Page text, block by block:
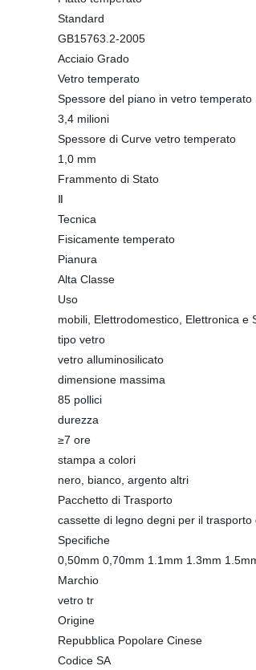
Standard
GB15763.2-2005
Acciaio Grado
Vetro temperato
Spessore del piano in vetro temperato
3,4 milioni
Spessore di Curve vetro temperato
1,0 mm
Frammento di Stato
Ⅱ
Tecnica
Fisicamente temperato
Pianura
Alta Classe
Uso
mobili, Elettrodomestico, Elettronica
tipo vetro
vetro alluminosilicato
dimensione massima
85 pollici
durezza
≥7 ore
stampa a colori
nero, bianco, argento altri
Pacchetto di Trasporto
cassette di legno degni per il trasporto
Specifiche
0,50mm 0,70mm 1.1mm 1.3mm
Marchio
vetro tr
Origine
Repubblica Popolare Cinese
Codice SA